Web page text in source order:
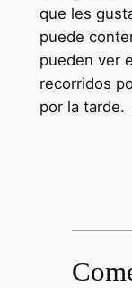
que les
puede
pueden ver
recorridos
por la tarde.